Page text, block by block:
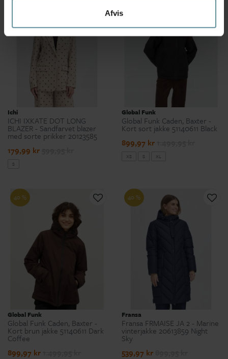
Afvis
Ichi
ICHI IXKATE DOT LONG
BLAZER - Sandfarvet blazer
med sorte prikker 20123585
179,99 kr
S
Global Funk
Global Funk Caden, Baxter -
Kort sort jakke 51140611 Black
899,97 kr
XS S XL
40 %
Global Funk
Global Funk Caden, Baxter -
Kort brun jakke 51140611 Dark
Coffee
899,97 kr
40 %
Fransa
Fransa FRMAISE JA 2 - Marine
vinterjakke 20613859 Night
Sky
539,97 kr